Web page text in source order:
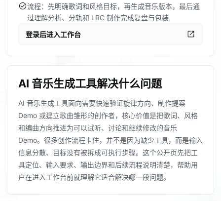
check_circle流程：先明确歌词和风格目标，再生成音乐版本，最后通
过理解分析、分轨和 LRC 制作完成复盘与包装
登录后进入工作台
open_in_new
AI 音乐生成工具解决什么问题
AI 音乐生成工具面向需要快速验证旋律方向、制作提案
Demo 或建立歌曲雏形的创作者，核心价值是把歌词、风格
和编曲方向推进为可以试听、讨论和继续修改的音乐
Demo。很多创作流程卡住，并不是因为缺少工具，而是输入
信息分散、目标没有被拆成可执行步骤。这个公开页先把工
具定位、输入要求、输出边界和后续流程说明清楚，帮助用
户在进入工作台前就理解它适合解决哪一段问题。